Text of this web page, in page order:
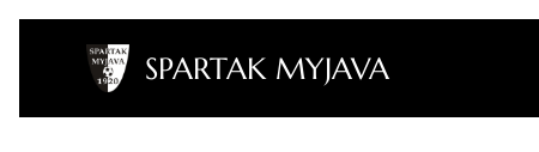
SPARTAK MYJAVA